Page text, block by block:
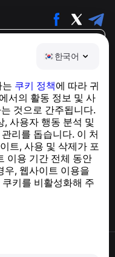
한국어
쿠키 정책에 따라 귀
서의 활동 정보 및 사
것으로 간주됩니다.
사용자 행동 분석 및
리를 돕습니다. 이 처
트, 사용 및 삭제가 포
이용 기간 전체 동안
우, 웹사이트 이용을
키를 비활성화해 주